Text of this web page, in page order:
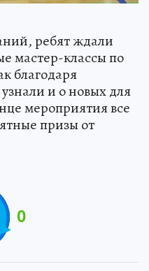
ребят ждали
мастер-классы по
благодаря
и о новых для
мероприятия все
призы от
0